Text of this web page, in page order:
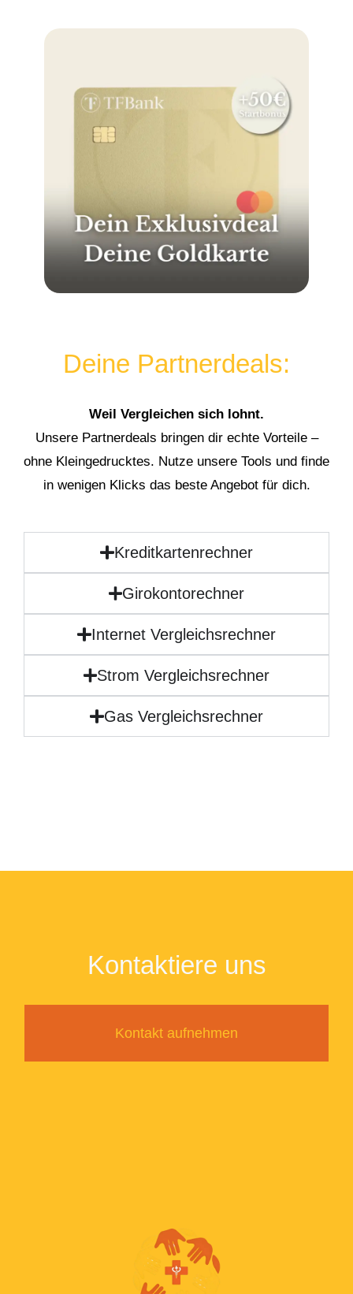
Deine Partnerdeals:
Weil Vergleichen sich lohnt.
Unsere Partnerdeals bringen dir echte Vorteile –
ohne Kleingedrucktes. Nutze unsere Tools und finde
in wenigen Klicks das beste Angebot für dich.
Kreditkartenrechner
Girokontorechner
Internet Vergleichsrechner
Strom Vergleichsrechner
Gas Vergleichsrechner
Kontaktiere uns
Kontakt aufnehmen